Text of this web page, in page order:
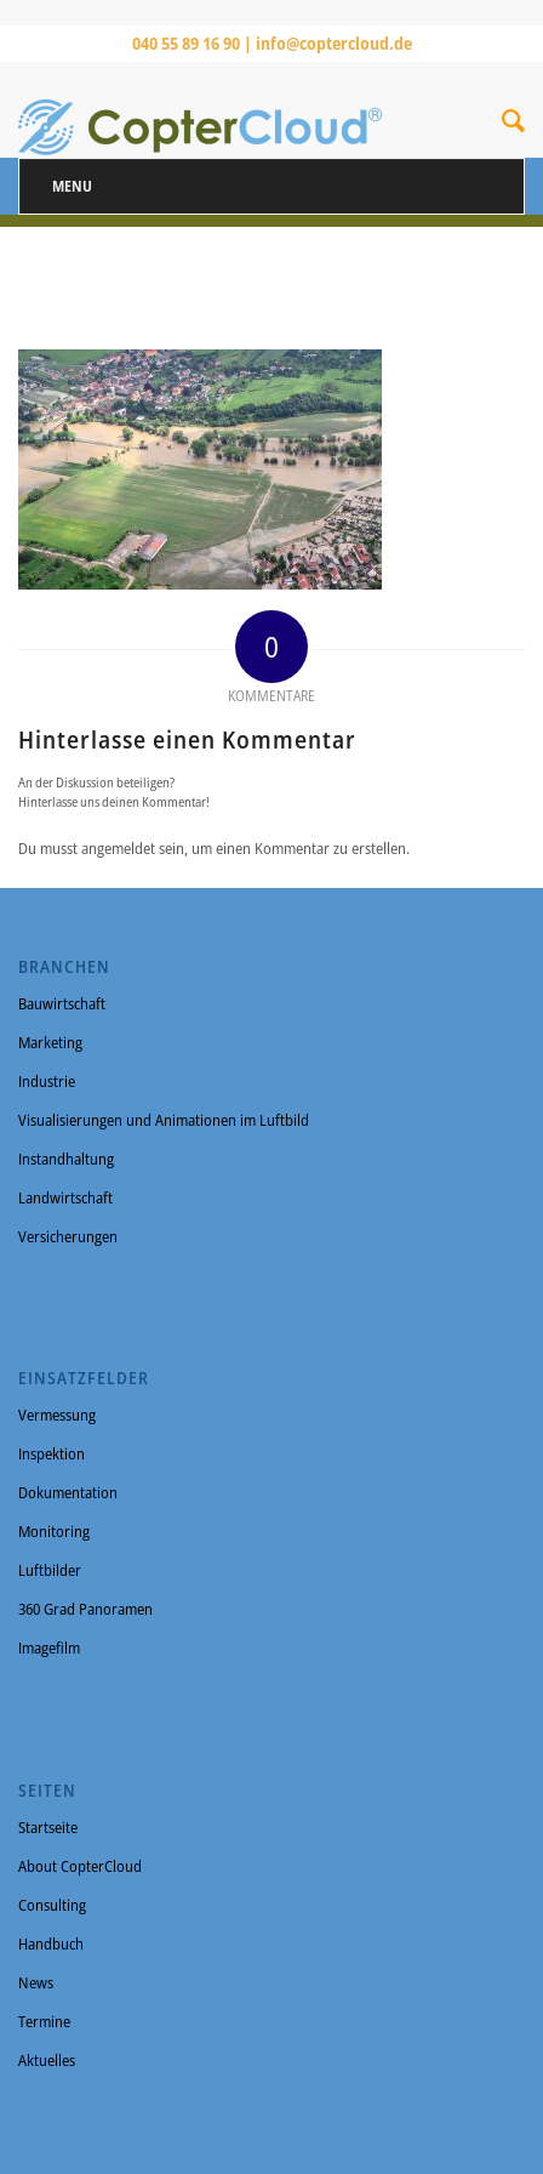
040 55 89 16 90 | info@coptercloud.de
MENU
0
KOMMENTARE
Hinterlasse einen Kommentar
An der Diskussion beteiligen?
Hinterlasse uns deinen Kommentar!
Du musst angemeldet sein, um einen Kommentar zu erstellen.
BRANCHEN
Bauwirtschaft
Marketing
Industrie
Visualisierungen und Animationen im Luftbild
Instandhaltung
Landwirtschaft
Versicherungen
EINSATZFELDER
Vermessung
Inspektion
Dokumentation
Monitoring
Luftbilder
360 Grad Panoramen
Imagefilm
SEITEN
Startseite
About CopterCloud
Consulting
Handbuch
News
Termine
Aktuelles